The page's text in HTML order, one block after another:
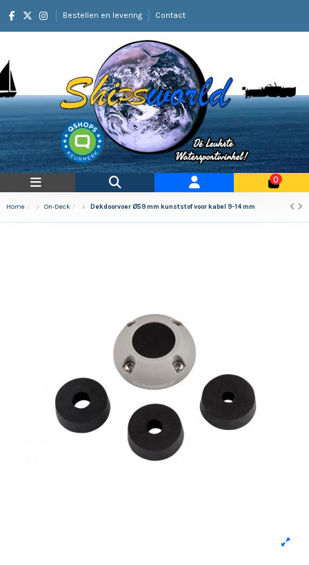
Bestellen en levering Contact
0
Home On-Deck Dekdoorvoer Ø59 mm kunststof voor kabel 9-14 mm